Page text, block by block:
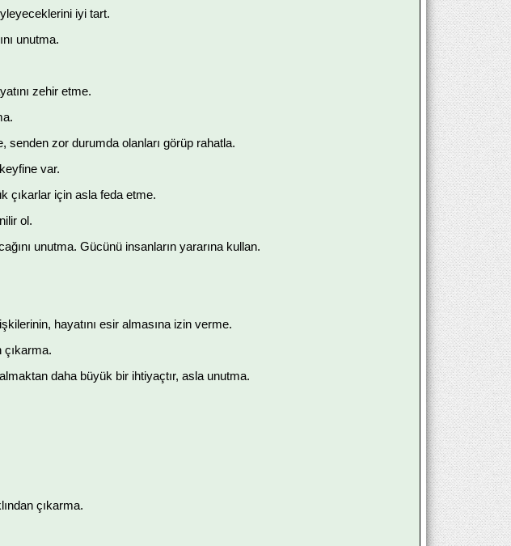
iyi tart.
unutma.
zehir etme.
senden zor durumda olanları görüp rahatla.
var.
çıkarlar için asla feda etme.
ol.
unutma. Gücünü insanların yararına kullan.
hayatını esir almasına izin verme.
çıkarma.
daha büyük bir ihtiyaçtır, asla unutma.
çıkarma.